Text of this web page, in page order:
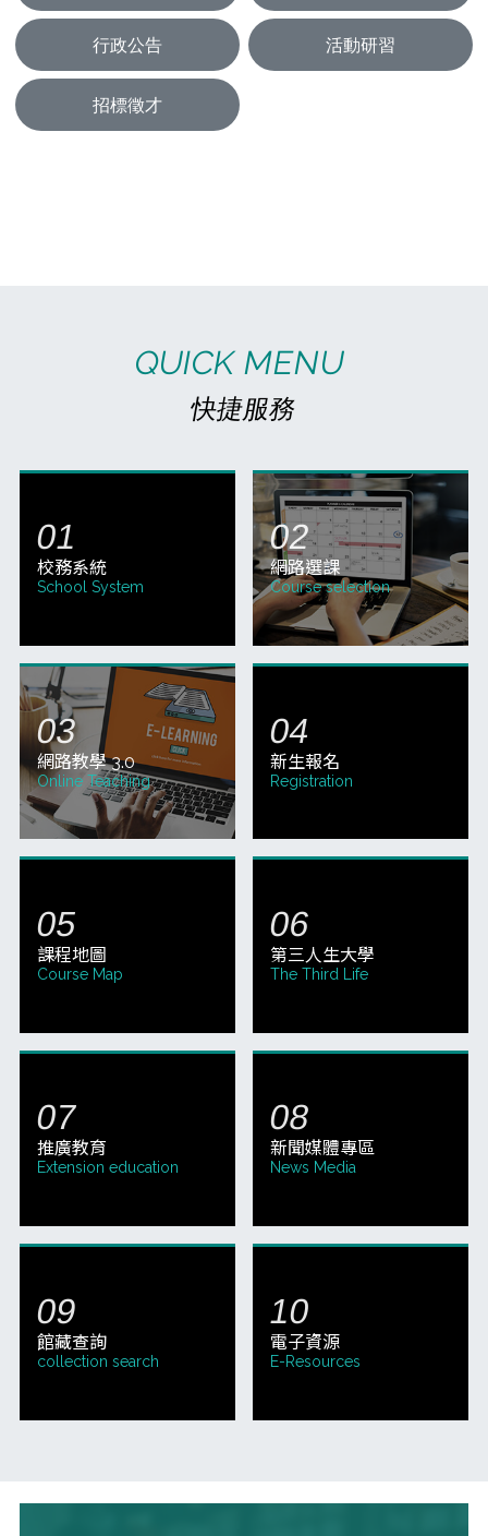
行政公告 活動研習
招標徵才
QUICK MENU
快捷服務
校務系統
School System
網路選課
Course selection
網路教學 3.0
Online Teaching
新生報名
Registration
課程地圖
Course Map
第三人生大學
The Third Life
推廣教育
Extension education
新聞媒體專區
News Media
館藏查詢
collection search
電子資源
E-Resources